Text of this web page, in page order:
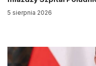
5 sierpnia 2026